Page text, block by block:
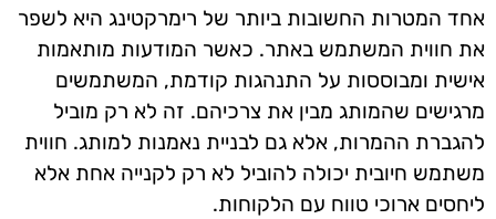
אחד המטרות החשובות ביותר של רימרקטינג היא לשפר
את חווית המשתמש באתר. כאשר המודעות מותאמות
אישית ומבוססות על התנהגות קודמת, המשתמשים
מרגישים שהמותג מבין את צרכיהם. זה לא רק מוביל
להגברת ההמרות, אלא גם לבניית נאמנות למותג. חווית
משתמש חיובית יכולה להוביל לא רק לקנייה אחת אלא
ליחסים ארוכי טווח עם הלקוחות.